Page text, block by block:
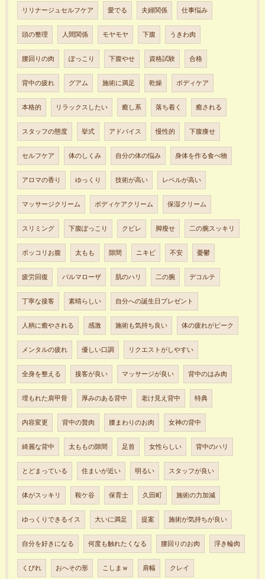
リリナージュセルフケア 愛でる 夫婦関係 仕事悩み
頭の整理 人間関係 モヤモヤ 下腹 うきわ肉
腰回りの肉 ぽっこり 下腹やせ 資格試験 合格
背中の疲れ グアム 施術に満足 乾燥 ボディケア
本格的 リラックスしたい 癒し系 落ち着く 癒される
スタッフの態度 挙式 アドバイス 慢性的 下腹痩せ
セルフケア 体のしくみ 自分の体の悩み 身体を作る食べ物
アロマの香り ゆっくり 技術が高い レベルが高い
マッサージクリーム ボディケアクリーム 保湿クリーム
スリミング 下腹ぽっこり クビレ 脚瘦せ 二の腕スッキリ
ポッコリお腹 太もも 隙間 ニキビ 不安 憂鬱
疲労回復 パルマローザ 肌のハリ 二の腕 デコルテ
丁寧な接客 素晴らしい 自分への誕生日プレゼント
人柄に癒やされる 感激 施術も気持ち良い 体の疲れがピーク
メンタルの疲れ 優しい口調 リクエストがしやすい
全身を整える 接客が良い マッサージが良い 背中のはみ肉
埋もれた肩甲骨 厚みのある背中 老け見え背中 特典
内容変更 背中の贅肉 腰まわりのお肉 女神の背中
綺麗な背中 太ももの隙間 足首 女性らしい 背中のハリ
とどまっている 住まいが近い 明るい スタッフが良い
体がスッキリ 鞍ケ谷 保育士 久田町 施術の力加減
ゆっくりできるイス 大いに満足 提案 施術が気持ちが良い
自分を好きになる 何度も触れたくなる 腰回りのお肉 浮き輪肉
くびれ おへその形 こしまｗ 肩幅 クレイ